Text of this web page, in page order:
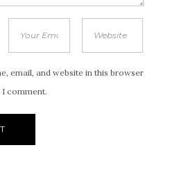
email, and website in this browser
comment.